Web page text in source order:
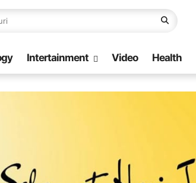
Intertainment Video Health